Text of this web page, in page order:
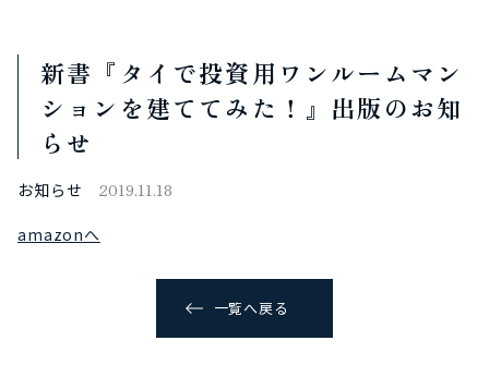
新書『タイで投資用ワンルームマン
ションを建ててみた！』出版のお知
らせ
お知らせ 2019.11.18
amazonへ
一覧へ戻る